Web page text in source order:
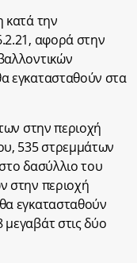
κατά την
αφορά στην
εγκατασταθούν στα
στην περιοχή
535 στρεμμάτων
δασύλλιο του
στην περιοχή
εγκατασταθούν
στις δύο